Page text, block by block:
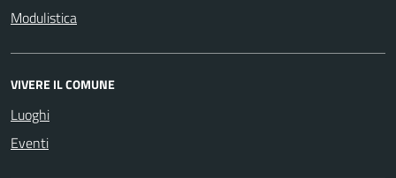
Modulistica
VIVERE IL COMUNE
Luoghi
Eventi